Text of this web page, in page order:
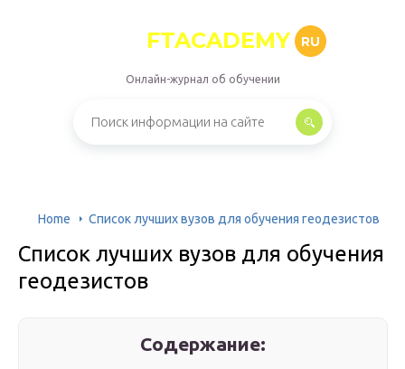
FTACADEMY RU
Онлайн-журнал об обучении
Home Список лучших вузов для обучения геодезистов
Список лучших вузов для обучения
геодезистов
Содержание: